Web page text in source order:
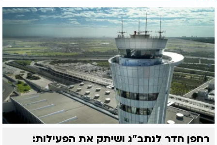
רחפן חדר לנתב"ג ושיתק את הפעילות: